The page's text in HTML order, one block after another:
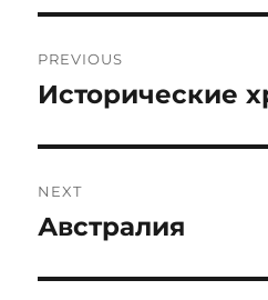
navigation
PREVIOUS
Previous
Исторические
NEXT
Next
Австралия